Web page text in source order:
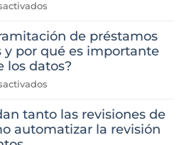
que
hemos
aprendido
automatización
de
de préstamos
y por qué es importante
los datos?
es
la
tanto las revisiones de
automatizar la revisión